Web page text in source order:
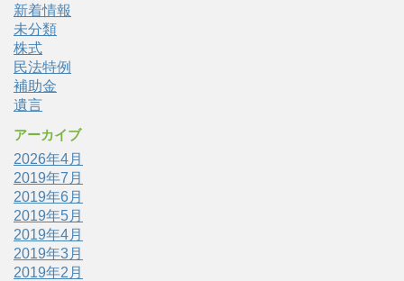
新着情報
未分類
株式
民法特例
補助金
遺言
アーカイブ
2026年4月
2019年7月
2019年6月
2019年5月
2019年4月
2019年3月
2019年2月